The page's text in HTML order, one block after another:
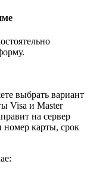
выбрать вариант
Visa и Master
на сервер
номер карты, срок